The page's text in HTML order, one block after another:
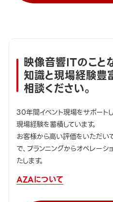
映像音響ITのこと
知識と現場経験豊
相談ください。
30年間イベント現場をサポート
現場経験を蓄積しています。
お客様から高い評価をいただ
で、プランニングからオペレー
たします。
AZAについて